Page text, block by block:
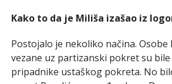
Kako to da je Miliša izašao iz
Postojalo je nekoliko načina. Osobe
vezane uz partizanski pokret su bile
pripadnike ustaškog pokreta. No